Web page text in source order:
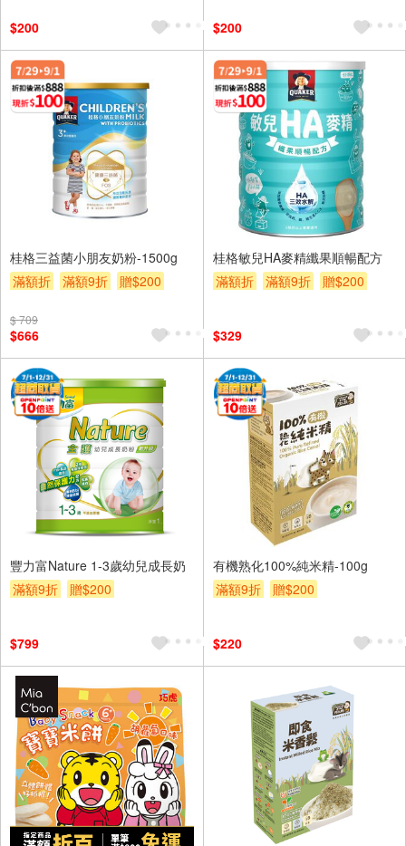
$200 $200
桂格三益菌小朋友奶粉-1500g
滿額折
滿額9折 贈$200
$ 709
$666
桂格敏兒HA麥精纖果順暢配方
滿額折
滿額9折 贈$200
$329
豐力富Nature 1-3歲幼兒成長奶
滿額9折
贈$200
$799
有機熟化100%純米精-100g
滿額9折
贈$200
$220